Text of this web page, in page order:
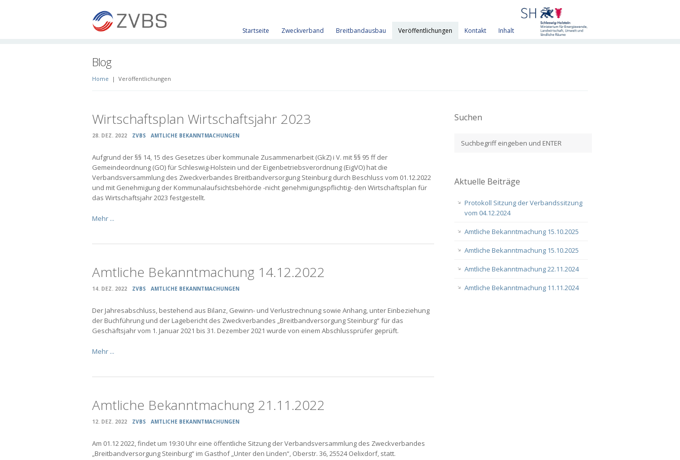
Startseite Zweckverband Breitbandausbau Veröffentlichungen Kontakt Inhalt
Blog
Home | Veröffentlichungen
Wirtschaftsplan Wirtschaftsjahr 2023
28. DEZ. 2022 ZVBS AMTLICHE BEKANNTMACHUNGEN
Aufgrund der §§ 14, 15 des Gesetzes über kommunale Zusammenarbeit (GkZ) i V. mit §§ 95 ff der
Gemeindeordnung (GO) für Schleswig-Holstein und der Eigenbetriebsverordnung (EigVO) hat die
Verbandsversammlung des Zweckverbandes Breitbandversorgung Steinburg durch Beschluss vom 01.12.2022
und mit Genehmigung der Kommunalaufsichtsbehörde -nicht genehmigungspflichtig- den Wirtschaftsplan für
das Wirtschaftsjahr 2023 festgestellt.
Mehr ...
Amtliche Bekanntmachung 14.12.2022
14. DEZ. 2022 ZVBS AMTLICHE BEKANNTMACHUNGEN
Der Jahresabschluss, bestehend aus Bilanz, Gewinn- und Verlustrechnung sowie Anhang, unter Einbeziehung
der Buchführung und der Lagebericht des Zweckverbandes „Breitbandversorgung Steinburg“ für das
Geschäftsjahr vom 1. Januar 2021 bis 31. Dezember 2021 wurde von einem Abschlussprüfer geprüft.
Mehr ...
Amtliche Bekanntmachung 21.11.2022
12. DEZ. 2022 ZVBS AMTLICHE BEKANNTMACHUNGEN
Am 01.12 2022, findet um 19:30 Uhr eine öffentliche Sitzung der Verbandsversammlung des Zweckverbandes
„Breitbandversorgung Steinburg“ im Gasthof „Unter den Linden“, Oberstr. 36, 25524 Oelixdorf, statt.
Suchen
Aktuelle Beiträge
Protokoll Sitzung der Verbandssitzung
vom 04.12.2024
Amtliche Bekanntmachung 15.10.2025
Amtliche Bekanntmachung 15.10.2025
Amtliche Bekanntmachung 22.11.2024
Amtliche Bekanntmachung 11.11.2024